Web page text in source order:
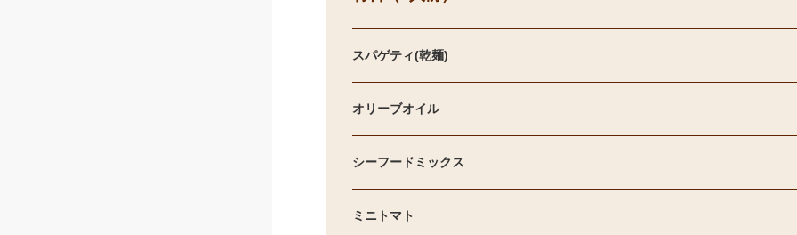
スパゲティ(乾麺)
オリーブオイル
シーフードミックス
ミニトマト